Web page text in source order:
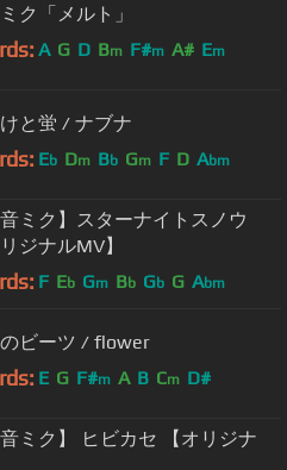
ク「メルト」
A G D Bm F#m A# Em
と蛍 / ナブナ
Eb Dm Bb Gm F D Abm
音ミク】スターナイトスノウ
リジナルMV】
F Eb Gm Bb Gb G Abm
ビーツ / flower
E G F#m A B Cm D#
音ミク】 ヒビカセ 【オリジナ